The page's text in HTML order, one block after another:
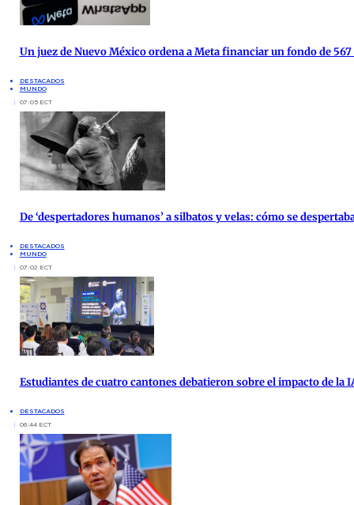
Un juez de Nuevo México ordena a Meta financiar un fondo de
DESTACADOS
MUNDO
07:05 ECT
De ‘despertadores humanos’ a silbatos y velas: cómo se
DESTACADOS
MUNDO
07:02 ECT
Estudiantes de cuatro cantones debatieron sobre el impacto de la
DESTACADOS
06:44 ECT